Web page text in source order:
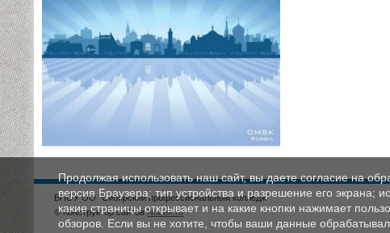
БПОУ ОО "Сибирский профессиональный колледж"
© Конструктор сайтовNubex.ru
Продолжая использовать наш сайт, вы даете согласие на
версия Браузера; тип устройства и разрешение его экрана;
какие страницы открывает и на какие кнопки нажимает
обзоров. Если вы не хотите, чтобы ваши данные